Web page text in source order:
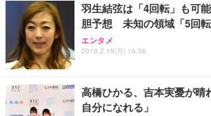
羽生結弦は「4回転」も可
胆予想 未知の領域「5回
エンタメ
2018.2.19(月) 16:06
高橋ひかる、吉本実憂が晴
自分になれる」